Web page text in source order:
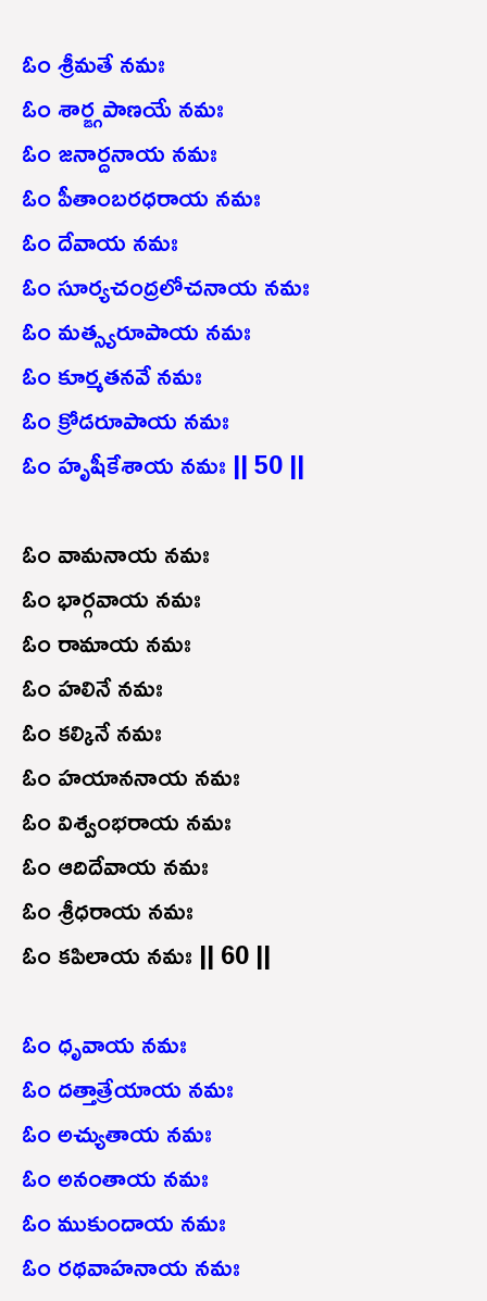
ఓం శ్రీమతే నమః
ఓం శార్ఙ్గపాణయే నమః
ఓం జనార్దనాయ నమః
ఓం పీతాంబరధరాయ నమః
ఓం దేవాయ నమః
ఓం సూర్యచంద్రలోచనాయ నమః
ఓం మత్స్యరూపాయ నమః
ఓం కూర్మతనవే నమః
ఓం క్రోడరూపాయ నమః
ఓం హృషీకేశాయ నమః || 50 ||
ఓం వామనాయ నమః
ఓం భార్గవాయ నమః
ఓం రామాయ నమః
ఓం హలినే నమః
ఓం కల్కినే నమః
ఓం హయాననాయ నమః
ఓం విశ్వంభరాయ నమః
ఓం ఆదిదేవాయ నమః
ఓం శ్రీధరాయ నమః
ఓం కపిలాయ నమః || 60 ||
ఓం ధృవాయ నమః
ఓం దత్తాత్రేయాయ నమః
ఓం అచ్యుతాయ నమః
ఓం అనంతాయ నమః
ఓం ముకుందాయ నమః
ఓం రథవాహనాయ నమః